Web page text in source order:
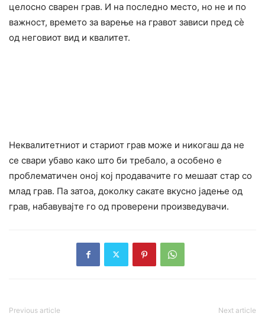
целосно сварен грав. И на последно место, но не и по
важност, времето за варење на гравот зависи пред сè
од неговиот вид и квалитет.
Неквалитетниот и стариот грав може и никогаш да не
се свари убаво како што би требало, а особено е
проблематичен оној кој продавачите го мешаат стар со
млад грав. Па затоа, доколку сакате вкусно јадење од
грав, набавувајте го од проверени произведувачи.
Previous article Next article